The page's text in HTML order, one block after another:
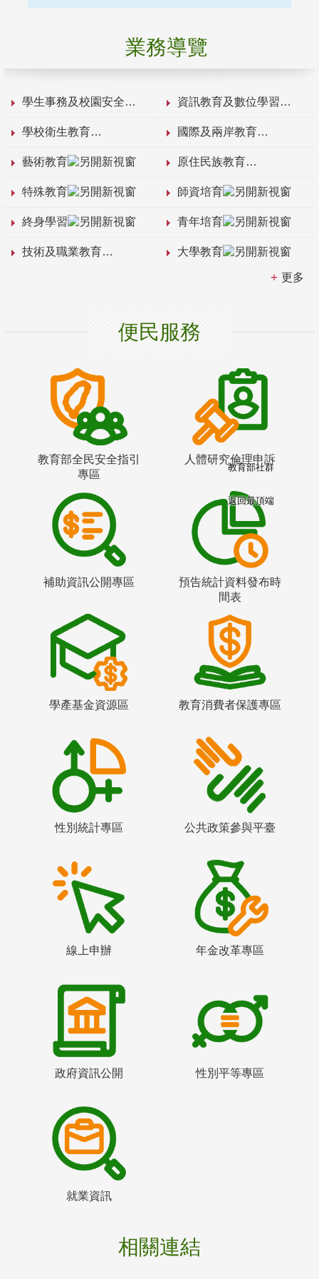
業務導覽
學生事務及校園安全 資訊教育及數位學習
學校衛生教育 國際及兩岸教育
藝術教育 原住民族教育
特殊教育 師資培育
終身學習 青年培育
技術及職業教育 大學教育
更多
便民服務
教育部全民安全指引
專區
人體研究倫理申訴
補助資訊公開專區
預告統計資料發布時
間表
學產基金資源區 教育消費者保護專區
性別統計專區 公共政策參與平臺
線上申辦 年金改革專區
政府資訊公開 性別平等專區
就業資訊
相關連結
教育部社群
返回最頂端